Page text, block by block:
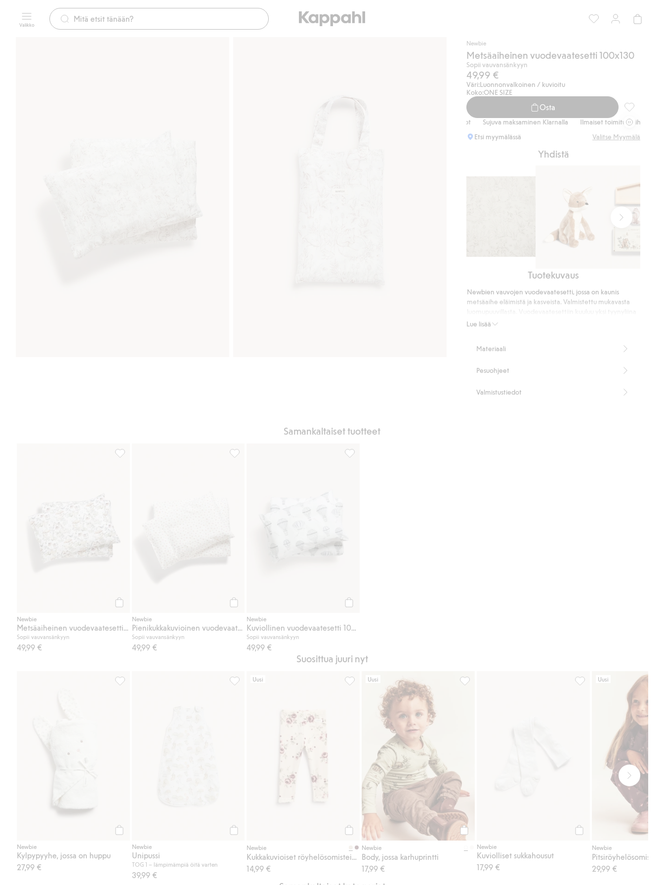
Valikko
Newbie
Metsäaiheinen vuodevaatesetti 100x130
Sopii vauvansänkyyn
49,99 €
Väri:Luonnonvalkoinen / kuvioitu
Koko:ONE SIZE
Osta
Sujuva maksaminen Klarnalla Ilmaiset toimitusvaihtoehdot
Etsi myymälässä
Valitse Myymälä
Yhdistä
Pehmolelu
Tuotekuvaus
Lue lisää
Newbien vauvojen vuodevaatesetti, jossa on kaunis
metsäaihe eläimistä ja kasveista. Valmistettu mukavasta
ja pussilakana. Toimitetaan sievässä pienessä
Pussilakana 100 x 130 cm
100 % luomupuuvillaa.
Luomupuuvilla – GOTS
Materiaali
Pesuohjeet
Valmistustiedot
Samankaltaiset tuotteet
Newbie
Metsäaiheinen vuodevaatesetti 100x130
Sopii vauvansänkyyn
49,99 €
Newbie
Pienikukkakuvioinen vuodevaatesetti 100x130
Sopii vauvansänkyyn
49,99 €
Newbie
Kuviollinen vuodevaatesetti 100 x 130
Sopii vauvansänkyyn
49,99 €
Suosittua juuri nyt
Newbie
Kylpypyyhe, jossa on huppu
27,99 €
Newbie
Unipussi
TOG 1 – lämpimämpiä öitä varten
39,99 €
Uusi
Newbie
Kukkakuvioiset röyhelösomisteiset leggingsit
14,99 €
Kukkakuvioiset röyhelösomisteiset leggingsit, Lisää suosikkeihin
Uusi
Osta
Newbie
Body, jossa karhuprintti
17,99 €
Newbie
Kuviolliset sukkahousut
17,99 €
Kuviolliset sukkahousut,
Uusi
Newbie
29,99 €